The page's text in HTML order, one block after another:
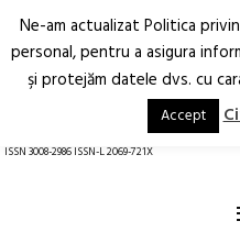
Arhitectură.
Oraș.
ISSN 3008-2986 ISSN-L 2069-721X
Ne-am actualizat Politica
personal, pentru a asigura
şi protejăm datele dvs. cu
Accept